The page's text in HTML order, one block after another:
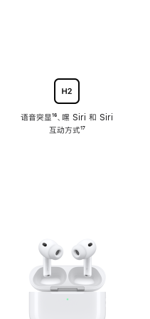
语音突显脚
注
¹⁶、嘿 Siri 和 Siri
互动方式脚
¹⁷